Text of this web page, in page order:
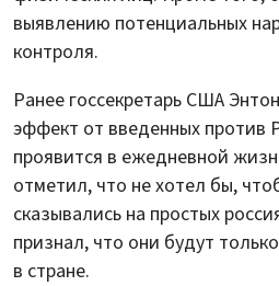
выявлению потенциальных
контроля.
Ранее госсекретарь США
эффект от введенных против
проявится в ежедневной
отметил, что не хотел бы,
сказывались на простых
признал, что они будут
в стране.